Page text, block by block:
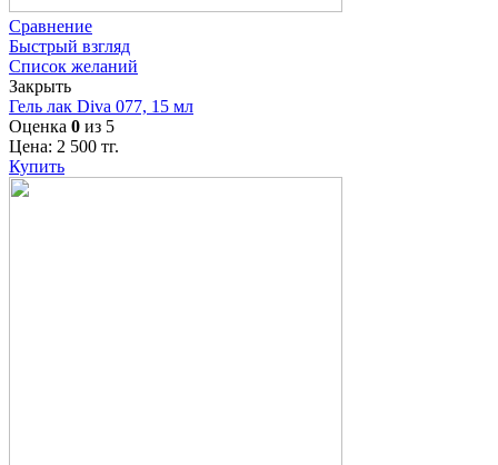
Сравнение
Быстрый взгляд
Список желаний
Закрыть
Гель лак Diva 077, 15 мл
Оценка 0 из 5
Цена: 2 500 тг.
Купить